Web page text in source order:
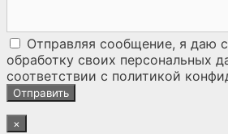
Отправляя сообщение, я даю
обработку своих персональных
соответствии с политикой
×